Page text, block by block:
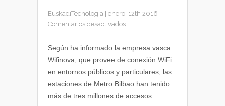
EuskadiTecnologia enero, 12th 2016
Comentarios desactivadosen
millones
de
conexiones
Según ha informado la empresa vasca
Wifinova, que provee de conexión WiFi
en entornos públicos y particulares, las
estaciones de Metro Bilbao han tenido
más de tres millones de accesos...